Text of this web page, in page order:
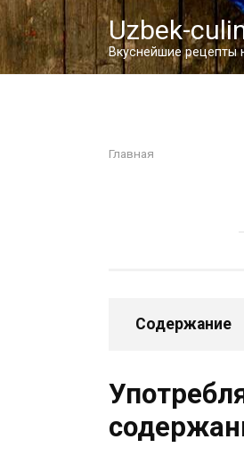
Перейти
к
контенту
Uzbek-
Вкуснейшие
Главная
Содержание